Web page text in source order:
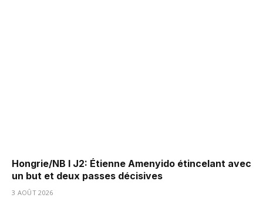
Hongrie/NB I J2: Étienne Amenyido étincelant avec
un but et deux passes décisives
3 AOÛT 2026